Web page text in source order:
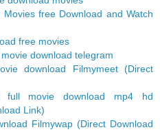
free Download and Watch
free movies
download telegram
download Filmymeet (Direct
full movie download mp4 hd
Link)
Filmywap (Direct Download